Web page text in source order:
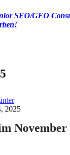
SEO/GEO
2025
November